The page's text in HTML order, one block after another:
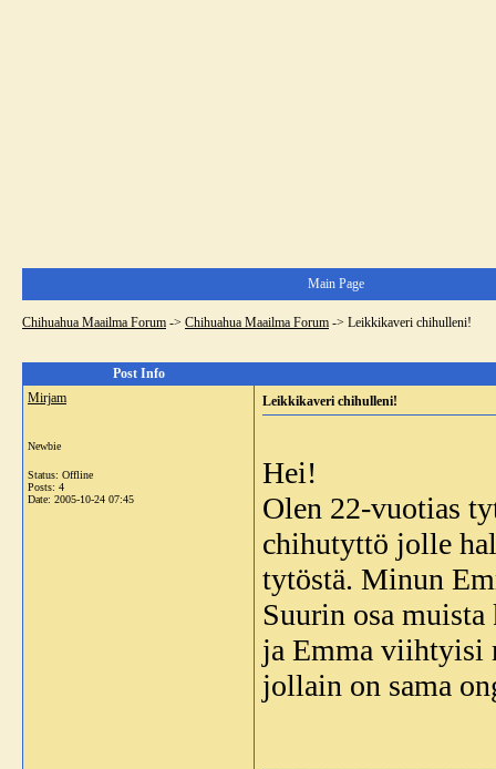
Main Page
Chihuahua Maailma Forum -> Chihuahua Maailma Forum -> Leikkikaveri chihulleni!
Post Info
Mirjam
Newbie
Status: Offline
Posts: 4
Date: 2005-10-24 07:45
Leikkikaveri chihulleni!
Hei!
Olen 22-vuotias
chihutyttö jolle
tytöstä. Minun
Suurin osa
ja Emma viihtyisi
jollain on sama